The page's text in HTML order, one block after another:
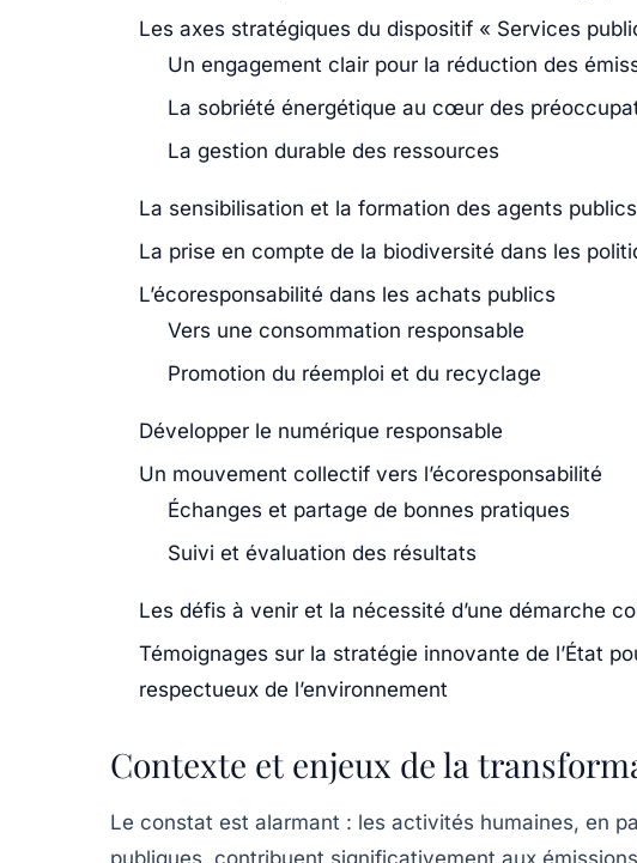
Les axes stratégiques du dispositif « Services
Un engagement clair pour la réduction des
La sobriété énergétique au cœur des
La gestion durable des ressources
La sensibilisation et la formation des agents publics
La prise en compte de la biodiversité dans les
L’écoresponsabilité dans les achats publics
Vers une consommation responsable
Promotion du réemploi et du recyclage
Développer le numérique responsable
Un mouvement collectif vers l’écoresponsabilité
Échanges et partage de bonnes pratiques
Suivi et évaluation des résultats
Les défis à venir et la nécessité d’une démarche
Témoignages sur la stratégie innovante de l’État
respectueux de l’environnement
Contexte et enjeux de la
Le constat est alarmant : les activités humaines, en